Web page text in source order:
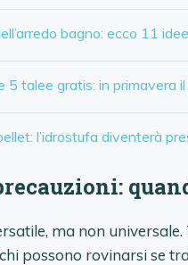
bagno: ecco 11
5 talee gratis: in primavera
l’idrostufa diventerà
ma non
possono rovinarsi se